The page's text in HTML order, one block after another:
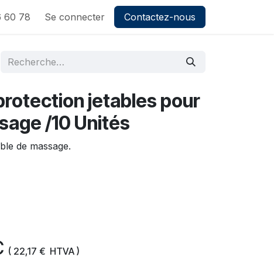
60 78 Se connecter Contactez-nous
jetables pour
/10 Unités
de massage.
( 22,17 € HTVA )